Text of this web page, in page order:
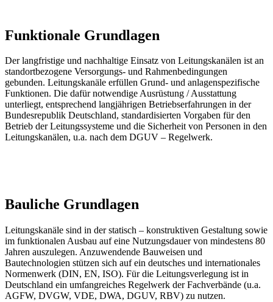
Funktionale Grundlagen
Der langfristige und nachhaltige Einsatz von Leitungskanälen ist an
standortbezogene Versorgungs- und Rahmenbedingungen
gebunden. Leitungskanäle erfüllen Grund- und anlagenspezifische
Funktionen. Die dafür notwendige Ausrüstung / Ausstattung
unterliegt, entsprechend langjährigen Betriebserfahrungen in der
Bundesrepublik Deutschland, standardisierten Vorgaben für den
Betrieb der Leitungssysteme und die Sicherheit von Personen in den
Leitungskanälen, u.a. nach dem DGUV – Regelwerk.
Bauliche Grund­lagen
Leitungskanäle sind in der statisch – konstruktiven Gestaltung sowie
im funktionalen Ausbau auf eine Nutzungsdauer von mindestens 80
Jahren auszulegen. Anzuwendende Bauweisen und
Bautechnologien stützen sich auf ein deutsches und internationales
Normenwerk (DIN, EN, ISO). Für die Leitungsverlegung ist in
Deutschland ein umfangreiches Regelwerk der Fachverbände (u.a.
AGFW, DVGW, VDE, DWA, DGUV, RBV) zu nutzen.